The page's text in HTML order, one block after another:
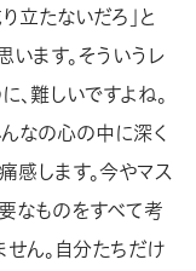
立たないだろ」と
います。そういうレ
難しいですよね。
んなの心の中に深く
感します。今やマス
なものをすべて考
ん。自分たちだけ